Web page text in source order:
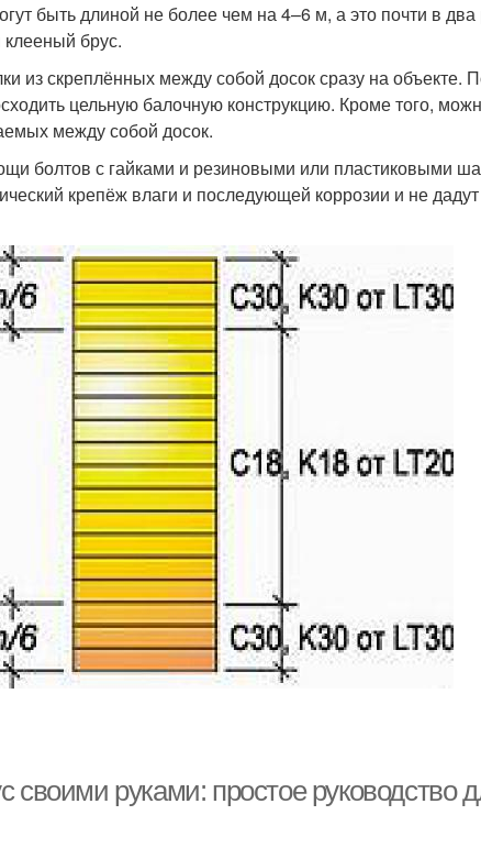
быть длиной не более чем на 4–6 м, а это почти в
клееный брус.
из скреплённых между собой досок сразу на объекте.
цельную балочную конструкцию. Кроме того,
между собой досок.
болтов с гайками и резиновыми или пластиковыми
крепёж влаги и последующей коррозии и не дадут
своими руками: простое руководство